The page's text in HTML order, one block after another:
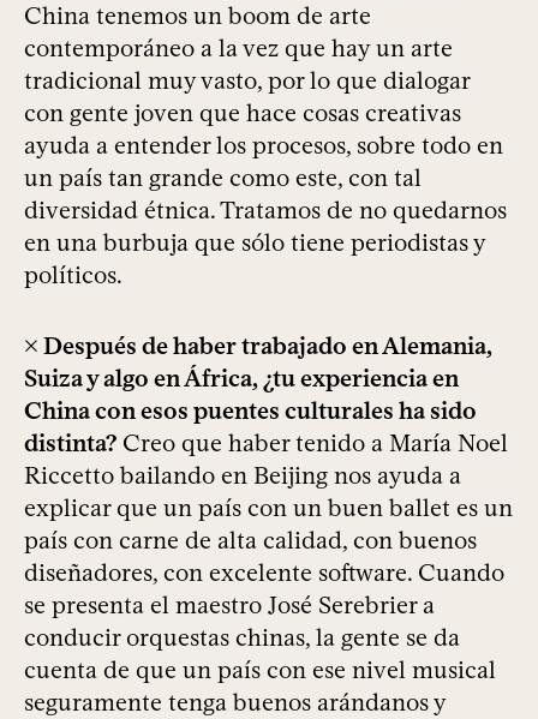
China tenemos un boom de arte
contemporáneo a la vez que hay un arte
tradicional muy vasto, por lo que dialogar
con gente joven que hace cosas creativas
ayuda a entender los procesos, sobre todo en
un país tan grande como este, con tal
diversidad étnica. Tratamos de no quedarnos
en una burbuja que sólo tiene periodistas y
políticos.
× Después de haber trabajado en Alemania,
Suiza y algo en África, ¿tu experiencia en
China con esos puentes culturales ha sido
distinta? Creo que haber tenido a María Noel
Riccetto bailando en Beijing nos ayuda a
explicar que un país con un buen ballet es un
país con carne de alta calidad, con buenos
diseñadores, con excelente software. Cuando
se presenta el maestro José Serebrier a
conducir orquestas chinas, la gente se da
cuenta de que un país con ese nivel musical
seguramente tenga buenos arándanos y